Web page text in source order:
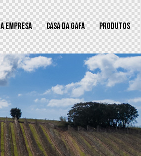
A EMPRESA CASA DA GAFA PRODUTOS